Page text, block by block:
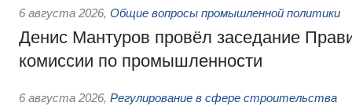
6 августа 2026, Общие вопросы промышленной политики
Денис Мантуров провёл заседание
комиссии по промышленности
6 августа 2026, Регулирование в сфере строительства